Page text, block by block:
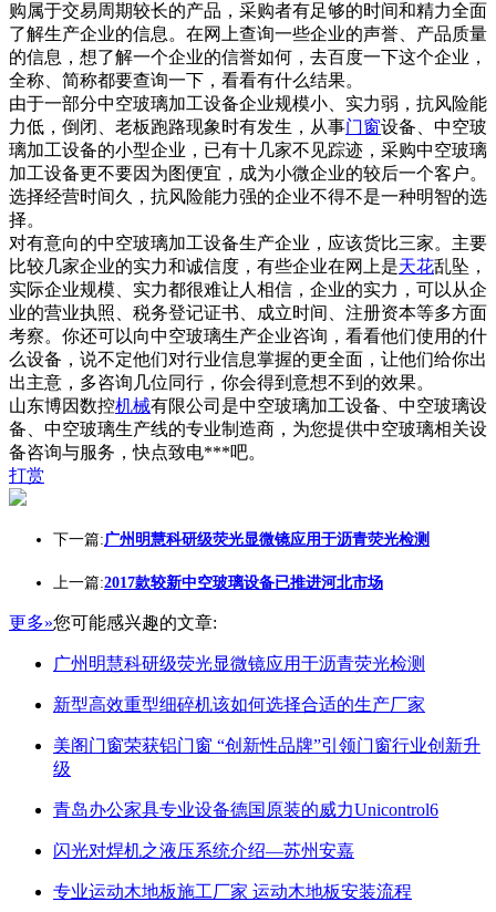
购属于交易周期较长的产品，采购者有足够的时间和精力全面
了解生产企业的信息。在网上查询一些企业的声誉、产品质量
的信息，想了解一个企业的信誉如何，去百度一下这个企业，
全称、简称都要查询一下，看看有什么结果。
由于一部分中空玻璃加工设备企业规模小、实力弱，抗风险能
力低，倒闭、老板跑路现象时有发生，从事门窗设备、中空玻
璃加工设备的小型企业，已有十几家不见踪迹，采购中空玻璃
加工设备更不要因为图便宜，成为小微企业的较后一个客户。
选择经营时间久，抗风险能力强的企业不得不是一种明智的选
择。
对有意向的中空玻璃加工设备生产企业，应该货比三家。主要
比较几家企业的实力和诚信度，有些企业在网上是天花乱坠，
实际企业规模、实力都很难让人相信，企业的实力，可以从企
业的营业执照、税务登记证书、成立时间、注册资本等多方面
考察。你还可以向中空玻璃生产企业咨询，看看他们使用的什
么设备，说不定他们对行业信息掌握的更全面，让他们给你出
出主意，多咨询几位同行，你会得到意想不到的效果。
山东博因数控机械有限公司是中空玻璃加工设备、中空玻璃设
备、中空玻璃生产线的专业制造商，为您提供中空玻璃相关设
备咨询与服务，快点致电***吧。
打赏
下一篇:广州明慧科研级荧光显微镜应用于沥青荧光检测
上一篇:2017款较新中空玻璃设备已推进河北市场
更多»您可能感兴趣的文章:
广州明慧科研级荧光显微镜应用于沥青荧光检测
新型高效重型细碎机该如何选择合适的生产厂家
美阁门窗荣获铝门窗 “创新性品牌”引领门窗行业创新升
级
青岛办公家具专业设备德国原装的威力Unicontrol6
闪光对焊机之液压系统介绍—苏州安嘉
专业运动木地板施工厂家 运动木地板安装流程